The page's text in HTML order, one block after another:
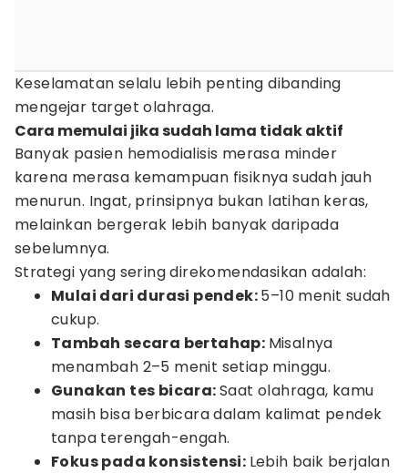
Keselamatan selalu lebih penting dibanding
mengejar target olahraga.
Cara memulai jika sudah lama tidak aktif
Banyak pasien hemodialisis merasa minder
karena merasa kemampuan fisiknya sudah jauh
menurun. Ingat, prinsipnya bukan latihan keras,
melainkan bergerak lebih banyak daripada
sebelumnya.
Strategi yang sering direkomendasikan adalah:
Mulai dari durasi pendek:5–10 menit sudah
cukup.
Tambah secara bertahap: Misalnya
menambah 2–5 menit setiap minggu.
Gunakan tes bicara:Saat olahraga, kamu
masih bisa berbicara dalam kalimat pendek
tanpa terengah-engah.
Fokus pada konsistensi: Lebih baik berjalan